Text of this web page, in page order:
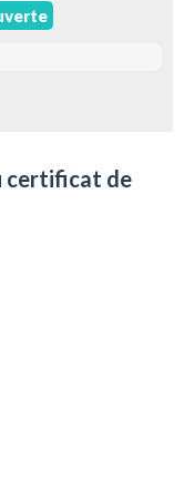
certificat de